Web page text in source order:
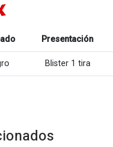
Presentación
Blister 1 tira